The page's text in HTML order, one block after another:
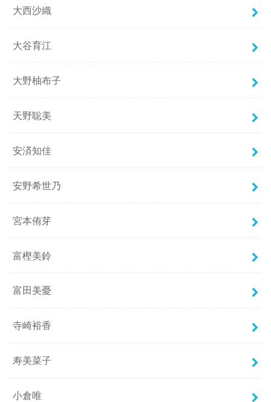
大西沙織
大谷育江
大野柚布子
天野聡美
安済知佳
安野希世乃
宮本侑芽
富樫美鈴
富田美憂
寺崎裕香
寿美菜子
小倉唯